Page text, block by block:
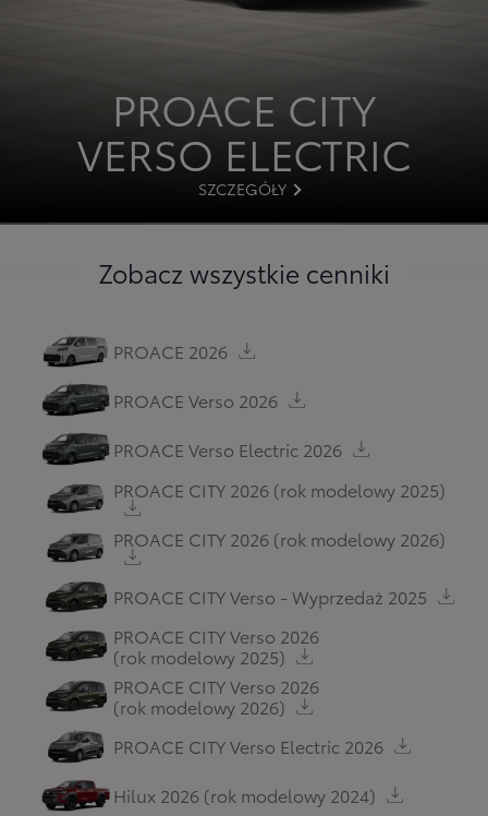
PROACE CITY
VERSO ELECTRIC
SZCZEGÓŁY
Zobacz wszystkie cenniki
PROACE 2026
PROACE Verso 2026
PROACE Verso Electric 2026
PROACE CITY 2026 (rok modelowy 2025)
PROACE CITY 2026 (rok modelowy 2026)
PROACE CITY Verso - Wyprzedaż 2025
PROACE CITY Verso 2026
(rok modelowy 2025)
PROACE CITY Verso 2026
(rok modelowy 2026)
PROACE CITY Verso Electric 2026
Hilux 2026 (rok modelowy 2024)